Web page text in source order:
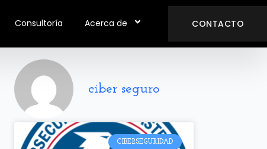
Consultoría Acerca de CONTACTO
ciber seguro
CIBERSEGURIDAD